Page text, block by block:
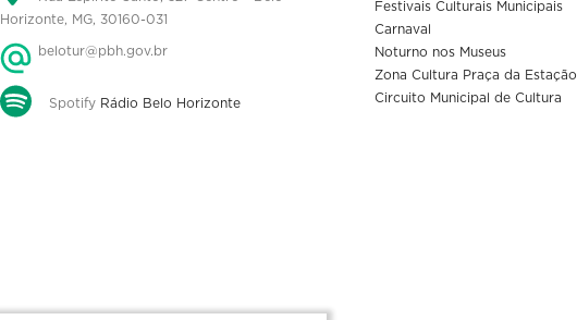
Horizonte, MG, 30160-031
belotur@pbh.gov.br
Spotify Rádio Belo Horizonte
Festivais Culturais Municipais
Carnaval
Noturno nos Museus
Zona Cultura Praça da Estação
Circuito Municipal de Cultura